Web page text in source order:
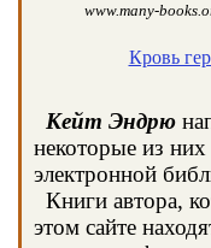
www.many-
Кровь
Кейт Эндрю
некоторые из
электронной
Книги автора,
этом сайте